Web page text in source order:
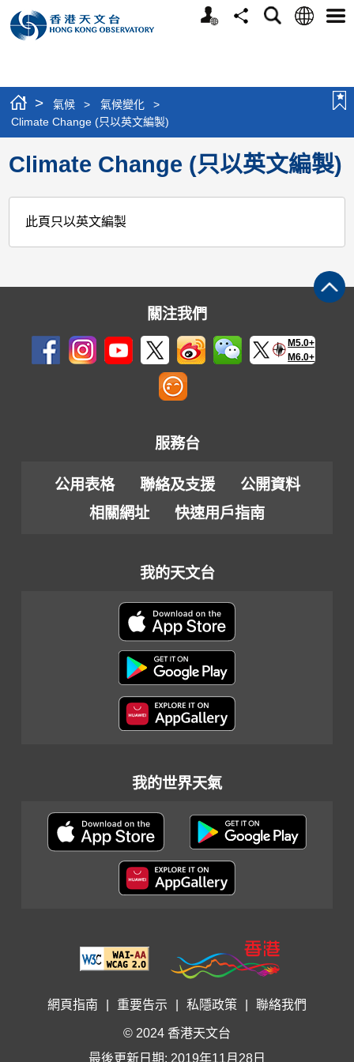
個
分
搜
語
選
> 氣候 > 氣候變化
>
Climate Change (只以英文編製)
Climate Change (只以英文編製)
此頁只以英文編製
關注我們
M5.0+
M6.0+
服務台
公用表格 聯絡及支援
公開資料
相關網址
快速用戶指南
我的天文台
我的世界天氣
網頁指南 重要告示 私隱政策 聯絡我們
© 2024 香港天文台
最後更新日期: 2019年11月28日